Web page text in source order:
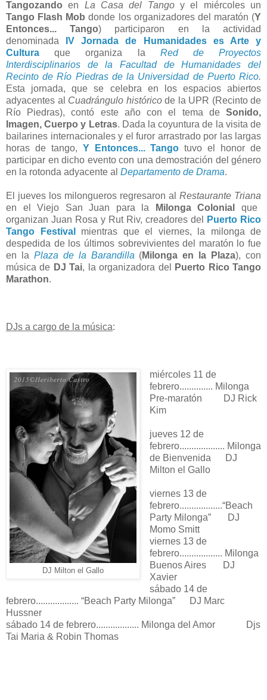
Tangozando en La Casa del Tangoy el miércoles un
Tango Flash Mob donde los organizadores del maratón (Y
Entonces... Tango) participaron en la actividad
denominada
IV Jornada de Humanidades es Arte y
Cultura que organiza la Red de Proyectos
Interdisciplinarios de la Facultad de Humanidades del
Recinto de Río Piedras de la Universidad de Puerto Rico.
Esta jornada, que se celebra en los espacios abiertos
adyacentes al Cuadrángulo históricode la UPR (Recinto de
Río Piedras), contó este año con el tema de Sonido,
Imagen, Cuerpo y Letras. Dada la coyuntura de la visita de
bailarines internacionales y el furor arrastrado por las largas
horas de tango, Y Entonces... Tango tuvo el honor de
participar en dicho evento con una demostración del género
en la rotonda adyacente al Departamento de Drama.
El jueves los milongueros regresaron al Restaurante Triana
en el Viejo San Juan para la
Milonga Colonial
que
organizan Juan Rosa y Rut Riv, creadores del
Puerto Rico
Tango Festival
mientras que el viernes, la milonga de
despedida de los últimos sobrevivientes del maratón lo fue
en la Plaza de la Barandilla (Milonga en la Plaza), con
música de DJ Tai, la organizadora del
Puerto Rico Tango
Marathon.
DJs a cargo de la música:
DJ Milton el Gallo
miércoles 11 de
febrero.............. Milonga
Pre-maratón DJ Rick
Kim
jueves 12 de
febrero................... Milonga
de Bienvenida DJ
Milton el Gallo
viernes 13 de
febrero..................“Beach
Party Milonga” DJ
Momo Smitt
viernes 13 de
febrero.................. Milonga
Buenos Aires DJ
Xavier
sábado 14 de
febrero.................. “Beach Party Milonga” DJ Marc
Hussner
sábado 14 de febrero.................. Milonga del Amor Djs
Tai Maria & Robin Thomas